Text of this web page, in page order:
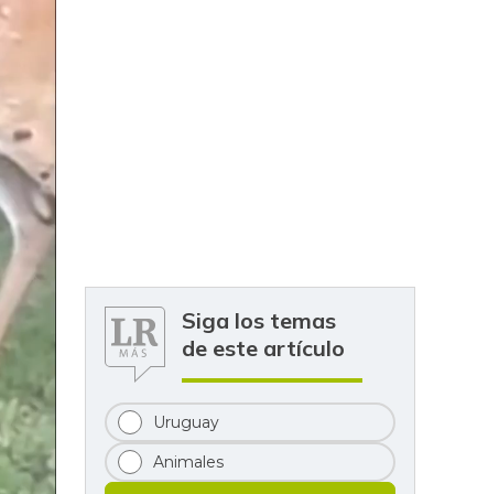
Siga los temas
de este artículo
Uruguay
Animales